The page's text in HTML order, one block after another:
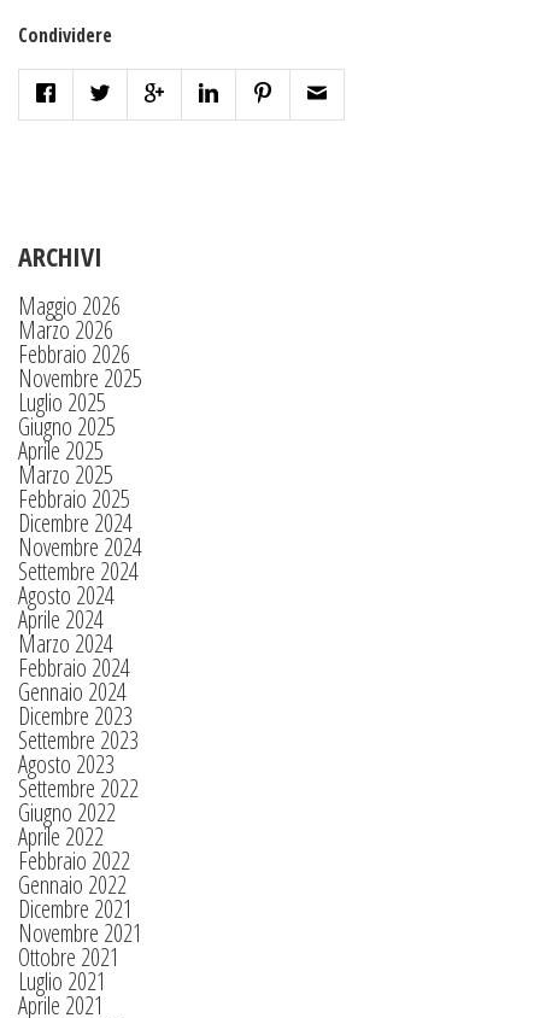
Condividere
ARCHIVI
Maggio 2026
Marzo 2026
Febbraio 2026
Novembre 2025
Luglio 2025
Giugno 2025
Aprile 2025
Marzo 2025
Febbraio 2025
Dicembre 2024
Novembre 2024
Settembre 2024
Agosto 2024
Aprile 2024
Marzo 2024
Febbraio 2024
Gennaio 2024
Dicembre 2023
Settembre 2023
Agosto 2023
Settembre 2022
Giugno 2022
Aprile 2022
Febbraio 2022
Gennaio 2022
Dicembre 2021
Novembre 2021
Ottobre 2021
Luglio 2021
Aprile 2021